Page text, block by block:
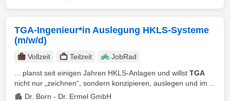
TGA-Ingenieur*in Auslegung HKLS-Systeme
(m/w/d)
Vollzeit Teilzeit
JobRad
... planst seit einigen Jahren HKLS‑Anlagen und willst TGA
nicht nur „zeichnen“, sondern konzipieren, auslegen und im ...
Dr. Born - Dr. Ermel GmbH